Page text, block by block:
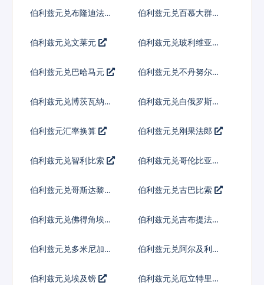
伯利兹元兑布隆迪法郎
伯利兹元兑百慕大群岛
伯利兹元兑文莱元 伯利兹元兑玻利维亚诺
伯利兹元兑巴哈马元
伯利兹元兑不丹努尔特
伯利兹元兑博茨瓦纳普
伯利兹元兑白俄罗斯卢
伯利兹元汇率换算 伯利兹元兑刚果法郎
伯利兹元兑智利比索
伯利兹元兑哥伦比亚比
伯利兹元兑哥斯达黎加
伯利兹元兑古巴比索
伯利兹元兑佛得角埃斯
伯利兹元兑吉布提法郎
伯利兹元兑多米尼加比
伯利兹元兑阿尔及利亚
伯利兹元兑埃及镑
伯利兹元兑厄立特里亚